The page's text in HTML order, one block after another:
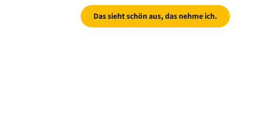
Das sieht schön aus, das nehme ich.